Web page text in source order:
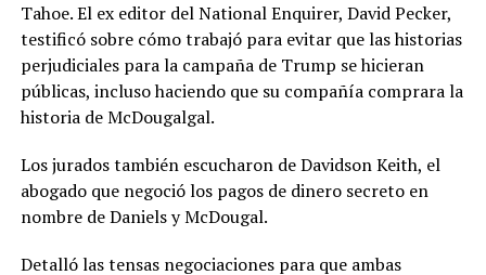
Tahoe. El ex editor del National Enquirer, David Pecker,
testificó sobre cómo trabajó para evitar que las historias
perjudiciales para la campaña de Trump se hicieran
públicas, incluso haciendo que su compañía comprara la
historia de McDougalgal.
Los jurados también escucharon de Davidson Keith, el
abogado que negoció los pagos de dinero secreto en
nombre de Daniels y McDougal.
Detalló las tensas negociaciones para que ambas